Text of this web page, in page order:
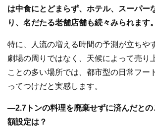
は中食にとどまらず、ホテル、スーパー
り、名だたる老舗店舗も続々みられます。
特に、人流の増える時間の予測が立ちや
劇場の周りではなく、天候によって売り
ことの多い場所では、都市型の日常フー
ってつけだと実感します。
―2.7トンの料理を廃棄せずに済んだとの
額設定は？